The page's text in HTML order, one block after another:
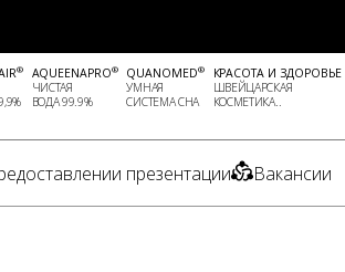
® AQUEENAPRO®
ЧИСТАЯ
ВОДА 99.9%
QUANOMED®
УМНАЯ
СИСТЕМА СНА
КРАСОТА И ЗДОРОВЬЕ
ШВЕЙЦАРСКАЯ
КОСМЕТИКА..
презентации Вакансии